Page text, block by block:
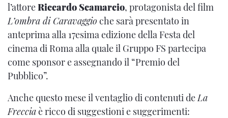
l’attoreRiccardo Scamarcio, protagonista del film
L’ombra di Caravaggio che sarà presentato in
anteprima alla 17esima edizione della Festa del
cinema di Roma alla quale il Gruppo FS partecipa
come sponsor e assegnando il “Premio del
Pubblico”.
Anche questo mese il ventaglio di contenuti deLa
Frecciaè ricco di suggestioni e suggerimenti: